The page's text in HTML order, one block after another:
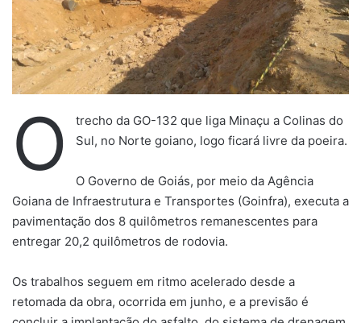
-
m
a
l
O
trecho da GO-132 que liga Minaçu a Colinas do
Sul, no Norte goiano, logo ficará livre da poeira.
O Governo de Goiás, por meio da Agência
Goiana de Infraestrutura e Transportes (Goinfra), executa a
pavimentação dos 8 quilômetros remanescentes para
entregar 20,2 quilômetros de rodovia.
Os trabalhos seguem em ritmo acelerado desde a
retomada da obra, ocorrida em junho, e a previsão é